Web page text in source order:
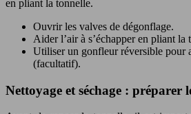
en pliant la tonnelle.
Ouvrir les valves de dégonflage.
Aider l’air à s’échapper en pliant la
Utiliser un gonfleur réversible pour
(facultatif).
Nettoyage et séchage : préparer